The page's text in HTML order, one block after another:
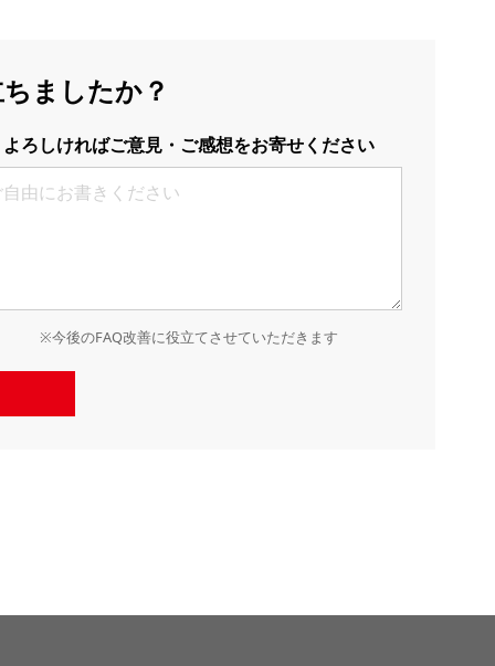
ましたか？
よろしければご意見・ご感想をお寄せください
※今後のFAQ改善に役立てさせていただきます